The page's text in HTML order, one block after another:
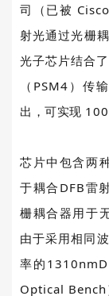
司（已被 Cisco
射光通过光栅
光子芯片结合
（ PSM4 ）传
出，可实现
芯片中包含两
于耦合 DFB雷
栅耦合器用于
由于采用相同
率的
Optical Bench